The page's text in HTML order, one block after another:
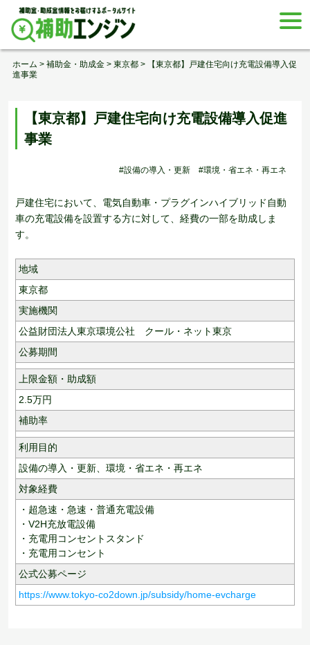
Skip
content
ホーム > 補助金・助成金 > 東京都 >
【東京都】戸建住宅向け充電設備導入促
進事業
【東京都】戸建住宅向け充電設備導入促進
事業
#設備の導入・更新 #環境・省エネ・再エネ
戸建住宅において、電気自動車・プラグインハイブリッド自動
車の充電設備を設置する方に対して、経費の一部を助成しま
す。
地域
東京都
実施機関
公益財団法人東京環境公社 クール・ネット東京
公募期間
上限金額・助成額
2.5万円
補助率
利用目的
設備の導入・更新、 環境・省エネ・再エネ
対象経費
・超急速・急速・普通充電設備
・V2H充放電設備
・充電用コンセントスタンド
・充電用コンセント
公式公募ページ
https://www.tokyo-co2down.jp/subsidy/home-evcharge